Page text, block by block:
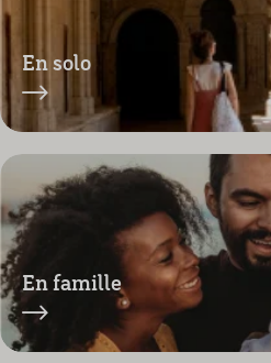
En famille